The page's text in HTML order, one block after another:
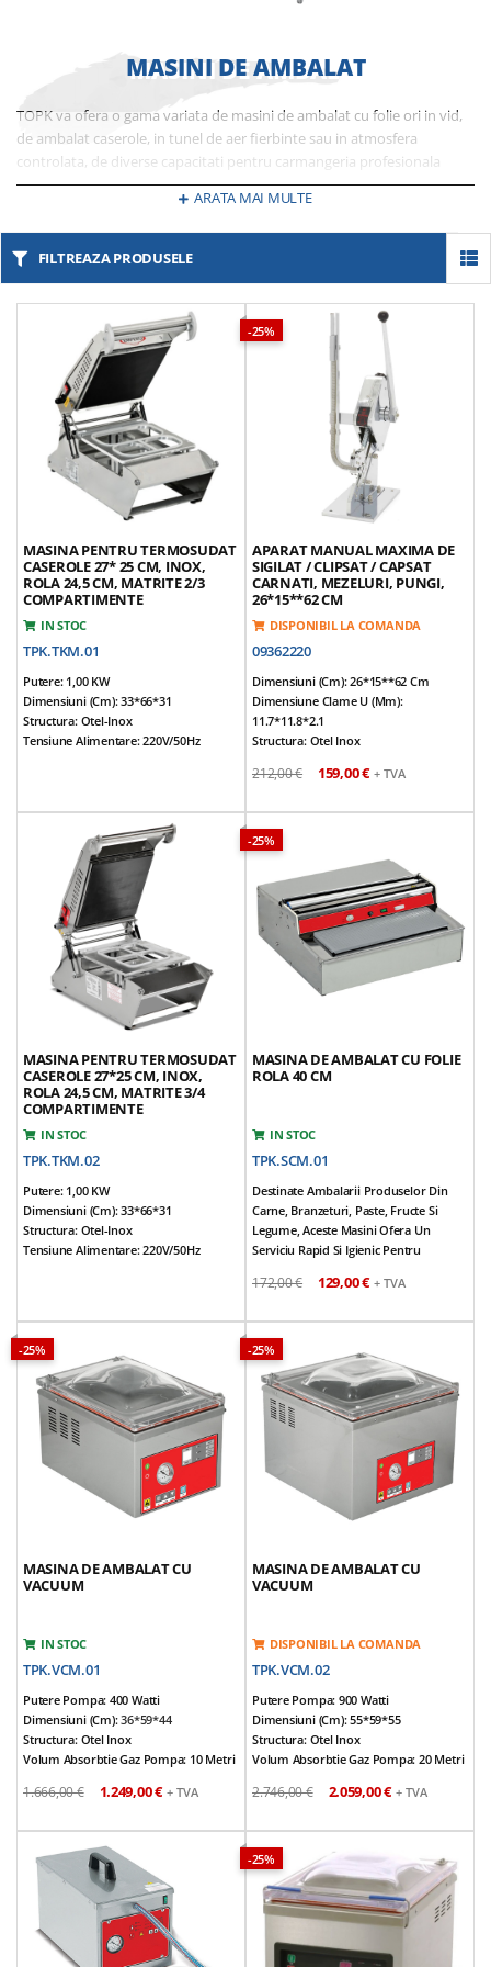
MASINI DE AMBALAT
TOPK va ofera o gama variata de masini de ambalat cu folie ori in vid,
de ambalat caserole, in tunel de aer fierbinte sau in atmosfera
controlata, de diverse capacitati pentru carmangeria profesionala
indiferent de capacitatea ei. Alegeti cel mai bun raport calitate pret
pentru echipamente produse cu ultima tehnologie, dedicate nevoilor
dvs.
ARATA MAI MULTE
MASINA PENTRU TERMOSUDAT
CASEROLE 27* 25 CM, INOX,
ROLA 24,5 CM, MATRITE 2/3
COMPARTIMENTE
IN STOC
TPK.TKM.01
Putere: 1,00 KW
Dimensiuni (cm): 33*66*31
Structura: Otel-Inox
Tensiune Alimentare: 220V/50Hz
Latime Maxima Film (cm): 24,5
Dotare Standard O Matrita Cu 2 Fete
Dimensiuni Caserole Matrita Fata 1
(cm): 22*12,5 / 10,8*10,5
Dimensiuni Caserole Matrita Fata 2
(cm): 22*12,5 / 22*10,8
Greutate: 18 Kg
APARAT MANUAL MAXIMA DE
SIGILAT / CLIPSAT / CAPSAT
CARNATI, MEZELURI, PUNGI,
26*15**62 CM
DISPONIBIL LA COMANDA
-25%
09362220
Dimensiuni (cm): 26*15**62 Cm
Dimensiune Clame U (mm):
11.7*11.8*2.1
Structura: Otel Inox
Poate Fi Folosit Si Pentru A Inchide
Incluse
Greutate Neta: 11,9 Kg
Produs Promotional
212,00 € 159,00 € + TVA
MASINA PENTRU TERMOSUDAT
CASEROLE 27*25 CM, INOX,
ROLA 24,5 CM, MATRITE 3/4
COMPARTIMENTE
IN STOC
TPK.TKM.02
Putere: 1,00 KW
Dimensiuni (cm): 33*66*31
Structura: Otel-Inox
Tensiune Alimentare: 220V/50Hz
Dotare Standard O Matrita Cu 2 Fete
Dimensiuni Caserole Matrita Fata 1
(cm): 8,3*16,5 / 12,1*8,9 / 12,1*6,6
Dimensiuni Caserole Matrita Fata 2
(cm): 10,2*6,7 / 10,2*6,7 / 10,2*8,9 /
10,2*8,9
Greutate: 18 Kg
MASINA DE AMBALAT CU FOLIE
ROLA 40 CM
IN STOC
-25%
TPK.SCM.01
Destinate Ambalarii Produselor Din
Carne, Branzeturi, Paste, Fructe Si
Legume, Aceste Masini Ofera Un
Serviciu Rapid Si Igienic Pentru
Orice Alta Locatie Care Necesita
Suprafata De Lucru Teflonata
Structura: Corp Otel-Inox, Role Si Tije
Aluminiu Anodizat
Taierea Filmului De Ambalare Se
Realizeaza Prin Intermediul A 2 Fire
Dimensiuni (cm): 55*43*24
Putere: 170 W
Tensiune Alimentare: 220V/50Hz
Latime Maxima Film Ambalare (cm):
Greutate: 8 Kg
172,00 € 129,00 € + TVA
MASINA DE AMBALAT CU
VACUUM
IN STOC
-25%
TPK.VCM.01
Putere Pompa: 400 Watti
Dimensiuni (cm):36*59*44
Structura: Otel Inox
Volum Absorbtie Gaz Pompa: 10 Metri
Lungime De Etansare (cm): 25
Tocata, Hamburger, Branza Si Cascaval,
Delicatese. Este Foarte Eficienta Pentru
Pastrarea Alimentelor Pe O Perioada
Mai Indelungata De Timp.
Are Capac Transparent Cu Sistem De
Blocare
1.666,00 € 1.249,00 € + TVA
MASINA DE AMBALAT CU
VACUUM
DISPONIBIL LA COMANDA
-25%
TPK.VCM.02
Putere Pompa: 900 Watti
Dimensiuni (cm): 55*59*55
Structura: Otel Inox
Volum Absorbtie Gaz Pompa: 20 Metri
Lungime De Etansare (cm): 43
Tocata, Hamburger, Branza Si Cascaval,
Delicatese. Este Foarte Eficienta Pentru
Pastrarea Alimentelor Pe O Perioada
Mai Indelungata De Timp.
Blocare
2.746,00 € 2.059,00 € + TVA
-25%
FILTREAZA PRODUSELE